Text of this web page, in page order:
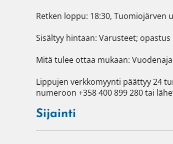
Retken loppu: 18:30, Tuomiojärven
Sisältyy hintaan: Varusteet; opastus
Mitä tulee ottaa mukaan:
Lippujen verkkomyynti päättyy 24
numeroon +358 400 899 280 tai
Sijainti